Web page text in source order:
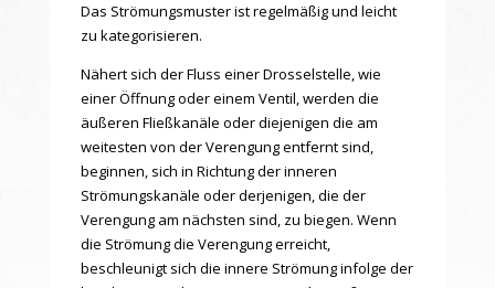
Das Strömungsmuster ist regelmäßig und leicht
zu kategorisieren.
Nähert sich der Fluss einer Drosselstelle, wie
einer Öffnung oder einem Ventil, werden die
äußeren Fließkanäle oder diejenigendie am
weitesten von der Verengung entfernt sind,
beginnen, sich in Richtung der inneren
Strömungskanäle oder derjenigen, die der
Verengung am nächsten sind, zu biegen. Wenn
die Strömung die Verengung erreicht,
beschleunigt sich die innere Strömung infolge der